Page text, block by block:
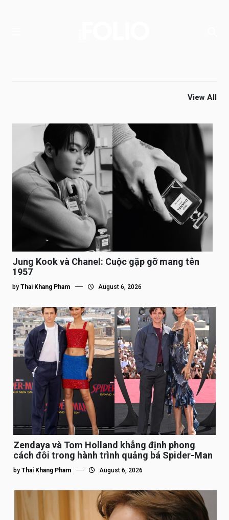
View All
Jung Kook và Chanel: Cuộc gặp gỡ mang tên
1957
by Thai Khang Pham August 6, 2026
Zendaya và Tom Holland khẳng định phong
cách đôi trong hành trình quảng bá Spider-Man
by Thai Khang Pham August 6, 2026